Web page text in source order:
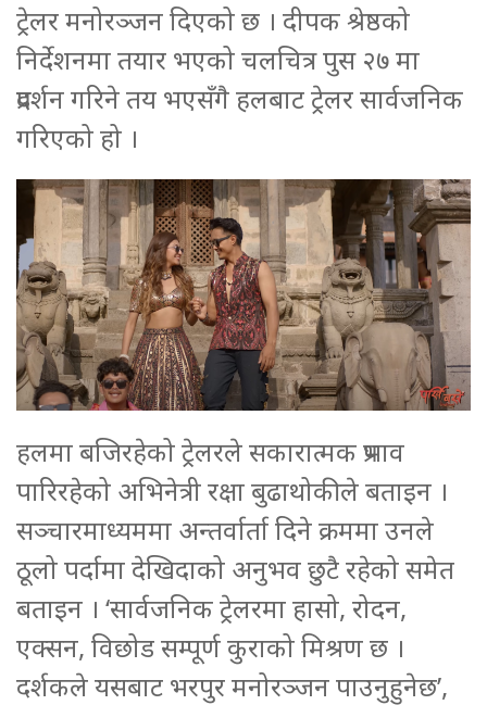
ट्रेलर मनोरञ्जन दिएको छ । दीपक श्रेष्ठको
निर्देशनमा तयार भएको चलचित्र पुस २७ मा
प्रदर्शन गरिने तय भएसँगै हलबाट ट्रेलर सार्वजनिक
गरिएको हो ।
हलमा बजिरहेको ट्रेलरले सकारात्मक प्रभाव
पारिरहेको अभिनेत्री रक्षा बुढाथोकीले बताइन ।
सञ्चारमाध्यममा अन्तर्वार्ता दिने क्रममा उनले
ठूलो पर्दामा देखिदाको अनुभव छुटै रहेको समेत
बताइन । ‘सार्वजनिक ट्रेलरमा हासो, रोदन,
एक्सन, विछोड सम्पूर्ण कुराको मिश्रण छ ।
दर्शकले यसबाट भरपुर मनोरञ्जन पाउनुहुनेछ’,